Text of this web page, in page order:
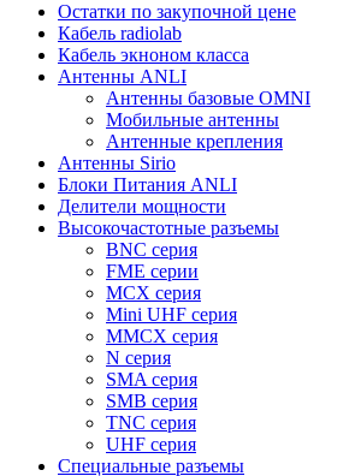
Остатки по закупочной цене
Кабель radiolab
Кабель экноном класса
Антенны ANLI
Антенны базовые OMNI
Мобильные антенны
Антенные крепления
Антенны Sirio
Блоки Питания ANLI
Делители мощности
Высокочастотные разъемы
BNC серия
FME серии
MCX серия
Mini UHF серия
MMCX серия
N серия
SMA серия
SMB серия
TNC серия
UHF серия
Специальные разъемы